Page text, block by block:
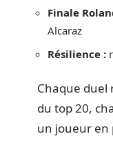
Finale
Alcaraz
Résilience :
Chaque duel
du top 20,
un joueur en